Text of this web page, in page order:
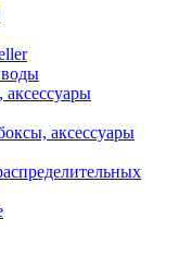
воды
аксессуары